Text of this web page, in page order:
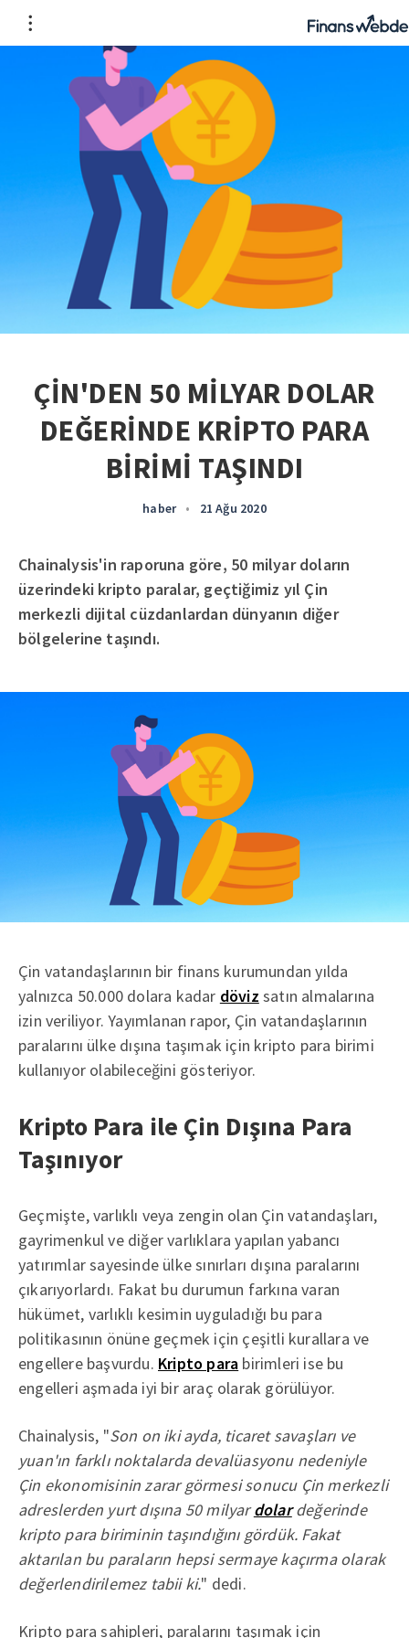
ÇİN'DEN 50 MİLYAR DOLAR
DEĞERİNDE KRİPTO PARA
BİRİMİ TAŞINDI
haber • 21 Ağu 2020
Chainalysis'in raporuna göre, 50 milyar doların
üzerindeki kripto paralar, geçtiğimiz yıl Çin
merkezli dijital cüzdanlardan dünyanın diğer
bölgelerine taşındı.
Çin vatandaşlarının bir finans kurumundan yılda
yalnızca 50.000 dolara kadar döviz satın almalarına
izin veriliyor. Yayımlanan rapor, Çin vatandaşlarının
paralarını ülke dışına taşımak için kripto para birimi
kullanıyor olabileceğini gösteriyor.
Kripto Para ile Çin Dışına Para
Taşınıyor
Geçmişte, varlıklı veya zengin olan Çin vatandaşları,
gayrimenkul ve diğer varlıklara yapılan yabancı
yatırımlar sayesinde ülke sınırları dışına paralarını
çıkarıyorlardı. Fakat bu durumun farkına varan
hükümet, varlıklı kesimin uyguladığı bu para
politikasının önüne geçmek için çeşitli kurallara ve
engellere başvurdu. Kripto para birimleri ise bu
engelleri aşmada iyi bir araç olarak görülüyor.
Chainalysis, "Son on iki ayda, ticaret savaşları ve
yuan'ın farklı noktalarda devalüasyonu nedeniyle
Çin ekonomisinin zarar görmesi sonucu Çin merkezli
adreslerden yurt dışına 50 milyardolardeğerinde
kripto para biriminin taşındığını gördük. Fakat
aktarılan bu paraların hepsi sermaye kaçırma olarak
değerlendirilemez tabii ki." dedi.
Kripto para sahipleri, paralarını taşımak için